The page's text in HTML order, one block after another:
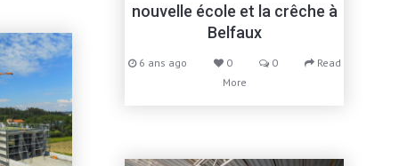
nouvelle école et la crêche à
Belfaux
6 ans ago 0 0
Read
More